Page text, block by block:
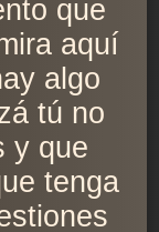
que
aquí
algo
tú no
y que
tenga